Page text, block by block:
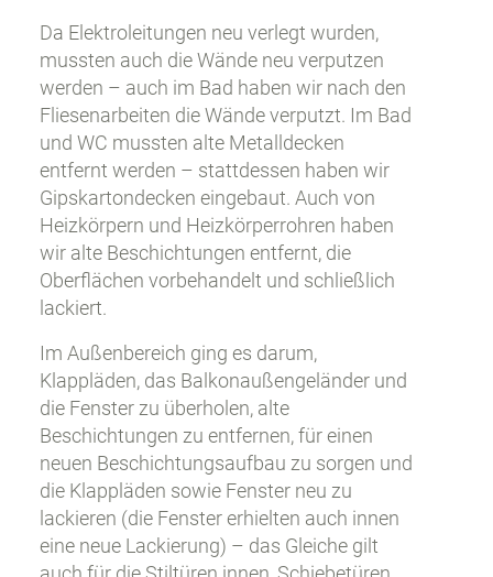
Da Elektroleitungen neu verlegt wurden,
mussten auch die Wände neu verputzen
werden – auch im Bad haben wir nach den
Fliesenarbeiten die Wände verputzt. Im Bad
und WC mussten alte Metalldecken
entfernt werden – stattdessen haben wir
Gipskartondecken eingebaut. Auch von
Heizkörpern und Heizkörperrohren haben
wir alte Beschichtungen entfernt, die
Oberflächen vorbehandelt und schließlich
lackiert.
Im Außenbereich ging es darum,
Klappläden, das Balkonaußengeländer und
die Fenster zu überholen, alte
Beschichtungen zu entfernen, für einen
neuen Beschichtungsaufbau zu sorgen und
die Klappläden sowie Fenster neu zu
lackieren (die Fenster erhielten auch innen
eine neue Lackierung) – das Gleiche gilt